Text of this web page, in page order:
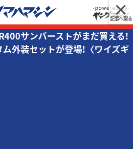
記事へ戻る
サンバーストがまだ買える!
外装セットが登場!〈ワイズギ